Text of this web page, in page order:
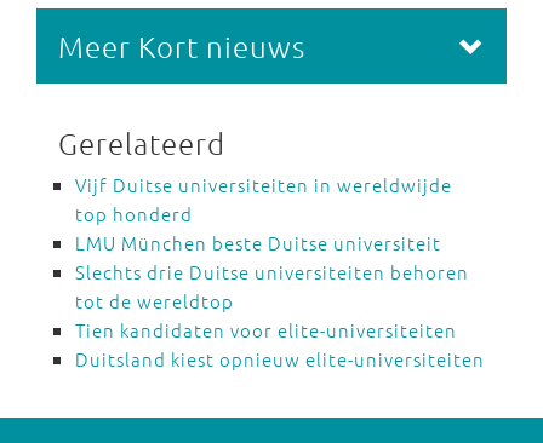
Meer Kort nieuws
Gerelateerd
Vijf Duitse universiteiten in wereldwijde
top honderd
LMU München beste Duitse universiteit
Slechts drie Duitse universiteiten behoren
tot de wereldtop
Tien kandidaten voor elite-universiteiten
Duitsland kiest opnieuw elite-universiteiten